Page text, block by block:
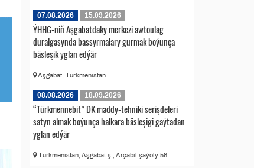
07.08.2026 15.09.2026
ÝHHG-niň Aşgabatdaky merkezi awtoulag
duralgasynda bassyrmalary gurmak boýunça
bäsleşik yglan edýär
Aşgabat, Türkmenistan
08.08.2026 18.09.2026
“Türkmennebit” DK maddy-tehniki serişdeleri
satyn almak boýunça halkara bäsleşigi gaýtadan
yglan edýär
Türkmenistan, Aşgabat ş., Arçabil şaýoly 56